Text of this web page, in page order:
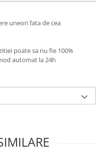
uneori fata de cea
poate sa nu fie 100%
automat la 24h